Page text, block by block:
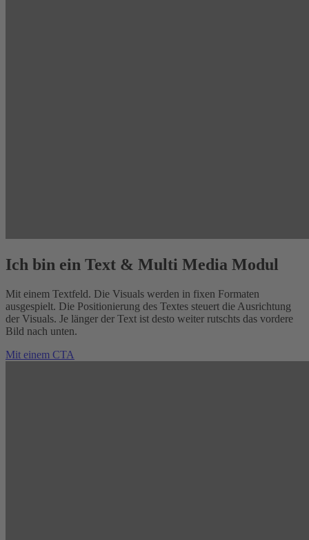
Ich bin ein Text & Multi Media Modul
Mit einem Textfeld. Die Visuals werden in fixen Formaten
ausgespielt. Die Positionierung des Textes steuert die Ausrichtung
der Visuals. Je länger der Text ist desto weiter rutschts das vordere
Bild nach unten.
Mit einem CTA